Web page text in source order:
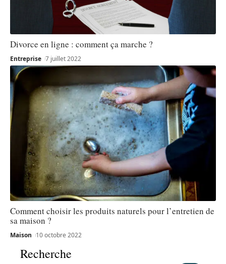
Divorce en ligne : comment ça marche ?
Entreprise 7 juillet 2022
Comment choisir les produits naturels pour l’entretien de
sa maison ?
Maison 10 octobre 2022
Recherche